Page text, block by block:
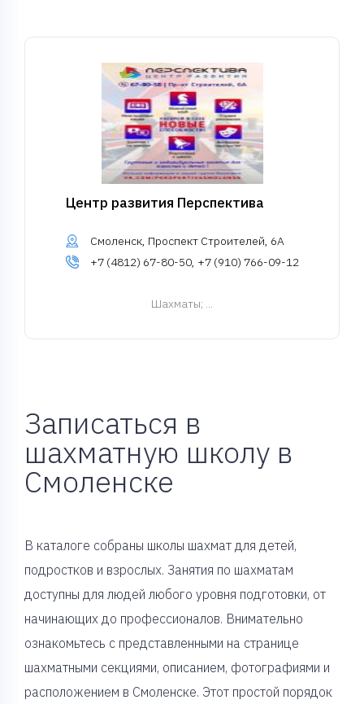
Центр развития Перспектива
Смоленск, Проспект Строителей, 6А
+7 (4812) 67-80-50, +7 (910) 766-09-12
Шахматы; ...
Записаться в
шахматную школу в
Смоленске
В каталоге собраны школы шахмат для детей,
подростков и взрослых. Занятия по шахматам
доступны для людей любого уровня подготовки, от
начинающих до профессионалов. Внимательно
ознакомьтесь с представленными на странице
шахматными секциями, описанием, фотографиями и
расположением в Смоленске. Этот простой порядок